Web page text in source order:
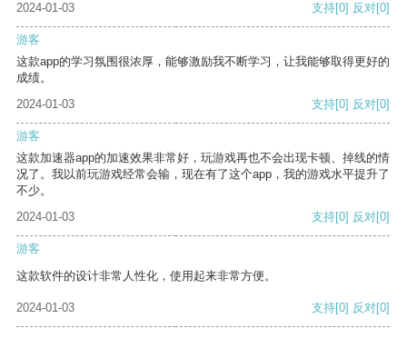
2024-01-03
支持[0] 反对[0]
游客
这款app的学习氛围很浓厚，能够激励我不断学习，让我能够取得更好的
成绩。
2024-01-03
支持[0] 反对[0]
游客
这款加速器app的加速效果非常好，玩游戏再也不会出现卡顿、掉线的情
况了。我以前玩游戏经常会输，现在有了这个app，我的游戏水平提升了
不少。
2024-01-03
支持[0] 反对[0]
游客
这款软件的设计非常人性化，使用起来非常方便。
2024-01-03 支持[0] 反对[0]